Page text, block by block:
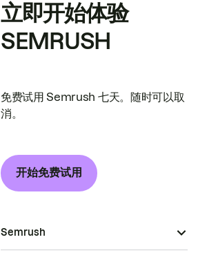
立即开始体验
SEMRUSH
免费试用 Semrush 七天。随时可以取
消。
开始免费试用
Semrush